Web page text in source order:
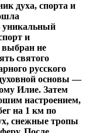
духа, спорта и
уникальный
и
выбран не
святого
русского
основы —
Илие. Затем
настроением,
на 1 км по
снежные тропы